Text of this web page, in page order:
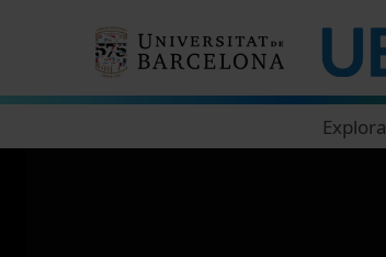
Explora